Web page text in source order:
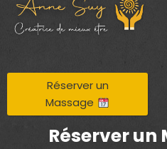
Aller
Réserver un
Massage
Réserver un